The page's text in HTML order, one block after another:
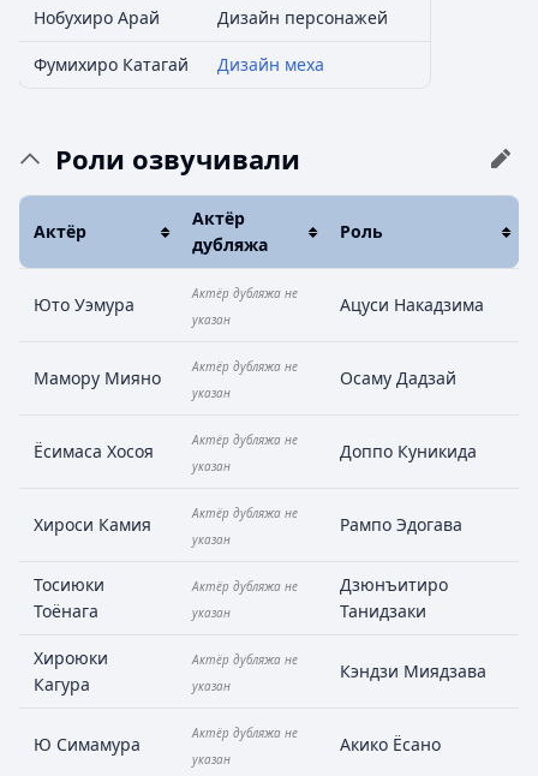
Нобухиро Арай Дизайн персонажей
Фумихиро Катагай Дизайн меха
Роли озвучивали
Актёр
Актёр
дубляжа
Роль
Юто Уэмура
Актёр дубляжа не
указан
Ацуси Накадзима
Мамору Мияно
Актёр дубляжа не
указан
Осаму Дадзай
Ёсимаса Хосоя
Актёр дубляжа не
указан
Доппо Куникида
Хироси Камия
Актёр дубляжа не
указан
Рампо Эдогава
Тосиюки
Тоёнага
Актёр дубляжа не
указан
Дзюнъитиро
Танидзаки
Хироюки
Кагура
Актёр дубляжа не
указан
Кэндзи Миядзава
Ю Симамура
Актёр дубляжа не
указан
Акико Ёсано